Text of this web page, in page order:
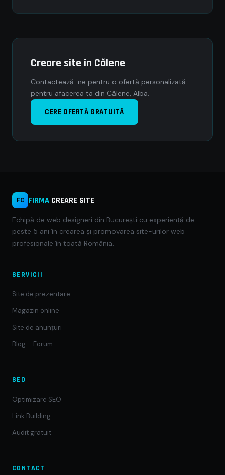
Creare site în Călene
Contactează-ne pentru o ofertă personalizată
pentru afacerea ta din Călene, Alba.
CERE OFERTĂ GRATUITĂ
FC FIRMA CREARE SITE
Echipă de web designeri din București cu experiență de
peste 5 ani în crearea și promovarea site-urilor web
profesionale în toată România.
SERVICII
Site de prezentare
Magazin online
Site de anunțuri
Blog – Forum
SEO
Optimizare SEO
Link Building
Audit gratuit
CONTACT